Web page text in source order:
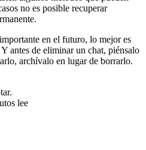
no es posible recuperar
en el futuro, lo mejor es
antes de eliminar un chat, piénsalo
archívalo en lugar de borrarlo.
lee